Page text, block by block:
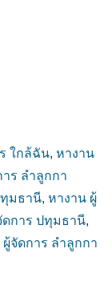
ใกล้ฉัน, หางาน
ร ลำลูกกา
ทุมธานี, หางาน ผู้
ดการ ปทุมธานี,
จัดการ ลำลูกกา